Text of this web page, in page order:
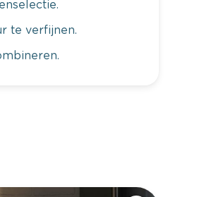
te verfijnen.